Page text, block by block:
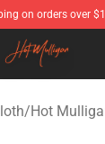
on orders over
Official Hot
/Hot